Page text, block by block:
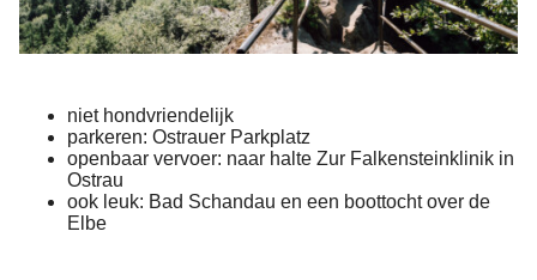
niet hondvriendelijk
parkeren: Ostrauer Parkplatz
openbaar vervoer: naar halte Zur Falkensteinklinik in
Ostrau
ook leuk: Bad Schandau en een boottocht over de
Elbe